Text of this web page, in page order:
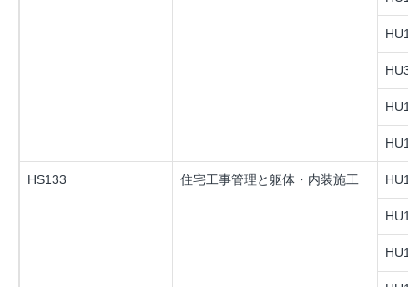
HS133 住宅工事管理と躯体・内装施工